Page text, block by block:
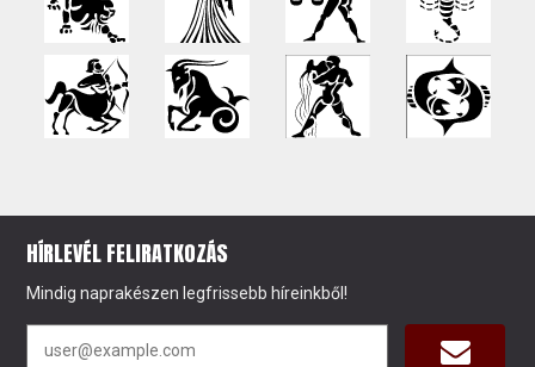
HÍRLEVÉL FELIRATKOZÁS
Mindig naprakészen legfrissebb híreinkből!